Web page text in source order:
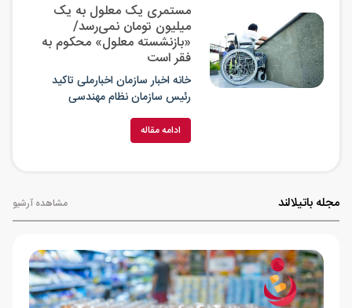
مستمری یک معلول به یک
میلیون تومان نمی‌رسد/
«بازنشسته معلول» محکوم به
فقر است
خانه اخبار سازمان اخبارملی تاکید
رئیس سازمان نظام مهندسی
کشاورزی و منابع طبیعی کشور بر
ایجاد ساختار منسجم، یکپارچه و
تعاون محور، در جهت پویایی سازمان
ادامه مقاله
مجله باتیلالند مشاهده آرشیو